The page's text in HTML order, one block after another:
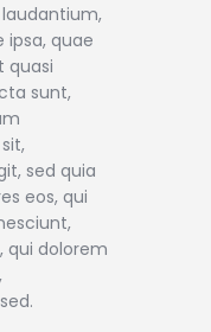
quae
quasi
sunt,
sed quia
eos, qui
qui dolorem